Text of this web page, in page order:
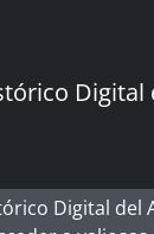
Digital
Digital del